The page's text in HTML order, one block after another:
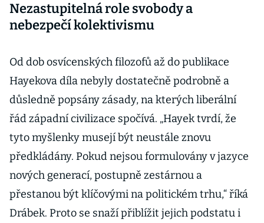
Nezastupitelná role svobody a
nebezpečí kolektivismu
Od dob osvícenských filozofů až do publikace
Hayekova díla nebyly dostatečně podrobně a
důsledně popsány zásady, na kterých liberální
řád západní civilizace spočívá. „Hayek tvrdí, že
tyto myšlenky musejí být neustále znovu
předkládány. Pokud nejsou formulovány v jazyce
nových generací, postupně zestárnou a
přestanou být klíčovými na politickém trhu,“ říká
Drábek. Proto se snaží přiblížit jejich podstatu i